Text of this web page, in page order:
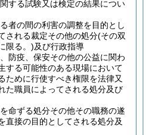
する試験又は検定の結果につい
者の間の利害の調整を目的とし
される裁定その他の処分(その双
限る。)及び行政指導
防疫、保安その他の公益に関わ
する可能性のある現場において
ために行使すべき権限を法律又
た職員によってされる処分及び
命ずる処分その他その職務の遂
直接の目的としてされる処分及